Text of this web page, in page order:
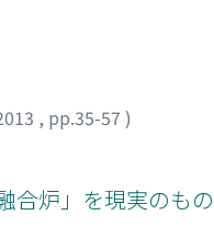
, pp.35-57 )
合炉」を現実のも